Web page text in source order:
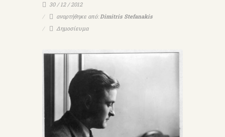
30 / 12 / 2012
αναρτήθηκε από:Dimitris Stefanakis
Δημοσίευμα